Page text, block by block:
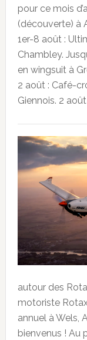
pour ce mois
(découverte) à
1er-8 août :
Chambley.
en wingsuit à
2 août : Café-
Giennois. 2
autour des
motoriste
annuel à Wels,
bienvenus ! Au